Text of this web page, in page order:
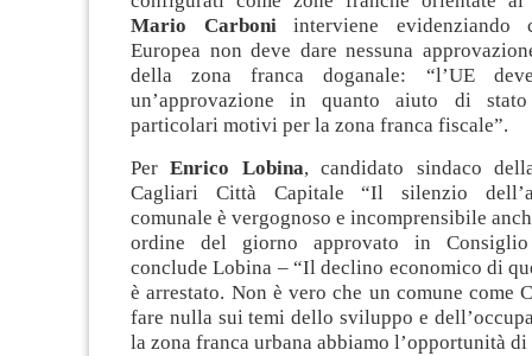
Mario Carboniinterviene evidenziando
Europea non deve dare nessuna
della zona franca doganale: “l’UE
un’approvazione in quanto aiuto di stato
particolari motivi per la zona franca fiscale”.
PerEnrico Lobina, candidato sindaco
Cagliari Città Capitale “Il silenzio
comunale è vergognoso e incomprensibile
ordine del giorno approvato in
conclude Lobina – “Il declino economico di
è arrestato. Non è vero che un comune come
fare nulla sui temi dello sviluppo e
la zona franca urbana abbiamo l’opportunità